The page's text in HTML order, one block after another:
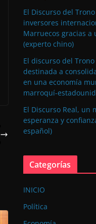
El Discurso del
inversores
Marruecos gracias a
(experto chino)
El discurso del
destinada a
en una economía
marroquí-
El Discurso Real, un
esperanza y
español)
Categorías
INICIO
Política